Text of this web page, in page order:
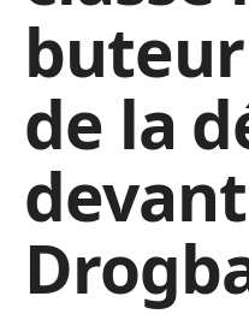
de la
devant